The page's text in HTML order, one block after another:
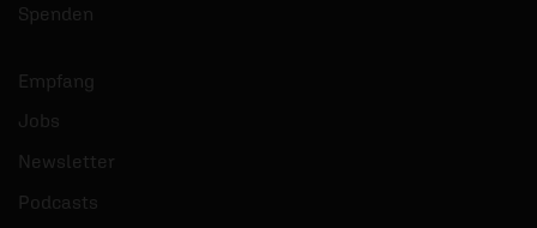
Spenden
Empfang
Jobs
Newsletter
Podcasts